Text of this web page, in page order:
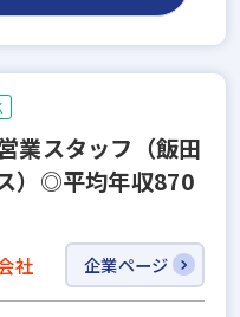
業スタッフ（飯田
）◎平均年収870
社 企業ページ